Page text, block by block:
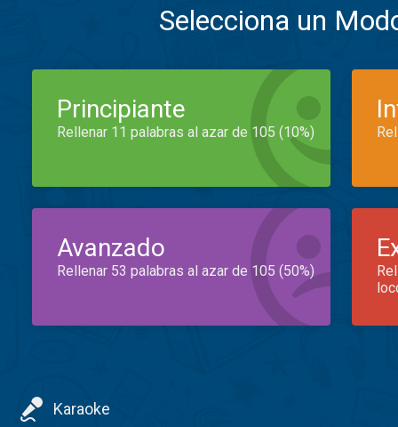
Selecciona un
Principiante
Rellenar 11 palabras al azar de 105 (10%)
Avanzado
Rellenar 53 palabras al azar de 105 (50%)
Karaoke